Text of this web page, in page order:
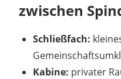
zwischen
Schließfach:
Kabine: privater